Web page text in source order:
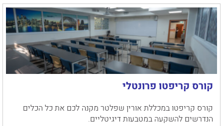
קורס קריפטו פרונטלי
קורס קריפטו במכללת אורין שפלטר מקנה לכם את כל הכלים
הנדרשים להשקעה במטבעות דיגיטליים.